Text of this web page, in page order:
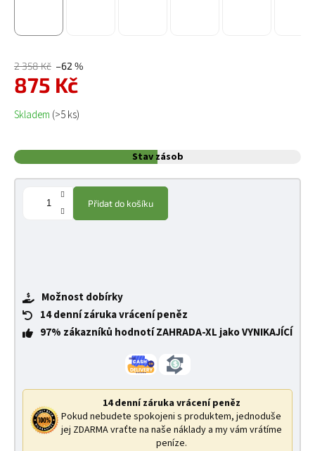
2 358 Kč –62 %
875 Kč
Měrná cena:
Skladem (>5 ks)
Stav zásob
Přidat do košíku
Možnost dobírky
14 denní záruka vrácení peněz
97% zákazníků hodnotí ZAHRADA-XL jako VYNIKAJÍCÍ
14 denní záruka vrácení peněz
Pokud nebudete spokojeni s produktem, jednoduše
jej ZDARMA vraťte na naše náklady a my vám vrátíme
peníze.